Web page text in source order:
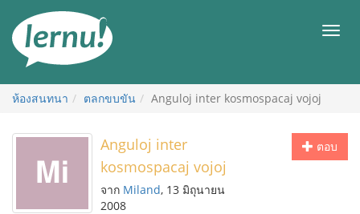
สารบัญ
เมนู
ห้องสนทนา ตลกขบขัน Anguloj inter kosmospacaj vojoj
ตอบ
Anguloj inter
kosmospacaj vojoj
จาก Miland, 13 มิถุนายน
2008